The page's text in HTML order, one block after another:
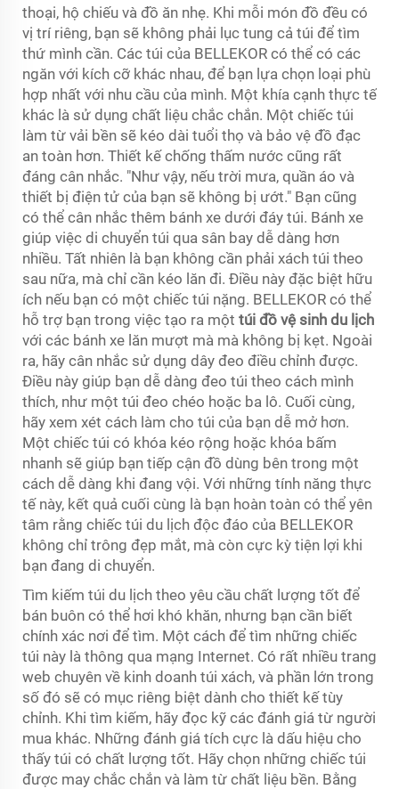
thoại, hộ chiếu và đồ ăn nhẹ. Khi mỗi món đồ đều có
vị trí riêng, bạn sẽ không phải lục tung cả túi để tìm
thứ mình cần. Các túi của BELLEKOR có thể có các
ngăn với kích cỡ khác nhau, để bạn lựa chọn loại phù
hợp nhất với nhu cầu của mình. Một khía cạnh thực tế
khác là sử dụng chất liệu chắc chắn. Một chiếc túi
làm từ vải bền sẽ kéo dài tuổi thọ và bảo vệ đồ đạc
an toàn hơn. Thiết kế chống thấm nước cũng rất
đáng cân nhắc. "Như vậy, nếu trời mưa, quần áo và
thiết bị điện tử của bạn sẽ không bị ướt." Bạn cũng
có thể cân nhắc thêm bánh xe dưới đáy túi. Bánh xe
giúp việc di chuyển túi qua sân bay dễ dàng hơn
nhiều. Tất nhiên là bạn không cần phải xách túi theo
sau nữa, mà chỉ cần kéo lăn đi. Điều này đặc biệt hữu
ích nếu bạn có một chiếc túi nặng. BELLEKOR có thể
hỗ trợ bạn trong việc tạo ra một túi đồ vệ sinh du lịch
với các bánh xe lăn mượt mà mà không bị kẹt. Ngoài
ra, hãy cân nhắc sử dụng dây đeo điều chỉnh được.
Điều này giúp bạn dễ dàng đeo túi theo cách mình
thích, như một túi đeo chéo hoặc ba lô. Cuối cùng,
hãy xem xét cách làm cho túi của bạn dễ mở hơn.
Một chiếc túi có khóa kéo rộng hoặc khóa bấm
nhanh sẽ giúp bạn tiếp cận đồ dùng bên trong một
cách dễ dàng khi đang vội. Với những tính năng thực
tế này, kết quả cuối cùng là bạn hoàn toàn có thể yên
tâm rằng chiếc túi du lịch độc đáo của BELLEKOR
không chỉ trông đẹp mắt, mà còn cực kỳ tiện lợi khi
bạn đang di chuyển.
Tìm kiếm túi du lịch theo yêu cầu chất lượng tốt để
bán buôn có thể hơi khó khăn, nhưng bạn cần biết
chính xác nơi để tìm. Một cách để tìm những chiếc
túi này là thông qua mạng Internet. Có rất nhiều trang
web chuyên về kinh doanh túi xách, và phần lớn trong
số đó sẽ có mục riêng biệt dành cho thiết kế tùy
chỉnh. Khi tìm kiếm, hãy đọc kỹ các đánh giá từ người
mua khác. Những đánh giá tích cực là dấu hiệu cho
thấy túi có chất lượng tốt. Hãy chọn những chiếc túi
được may chắc chắn và làm từ chất liệu bền. Bằng